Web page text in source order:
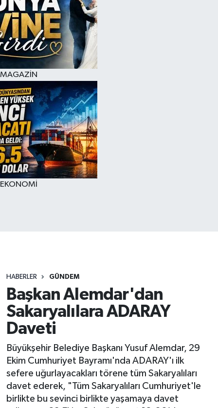
MAGAZİN
EKONOMİ
HABERLER GÜNDEM
Başkan Alemdar'dan
Sakaryalılara ADARAY
Daveti
Büyükşehir Belediye Başkanı Yusuf Alemdar, 29
Ekim Cumhuriyet Bayramı'nda ADARAY'ı ilk
sefere uğurlayacakları törene tüm Sakaryalıları
davet ederek, "Tüm Sakaryalıları Cumhuriyet'le
birlikte bu sevinci birlikte yaşamaya davet